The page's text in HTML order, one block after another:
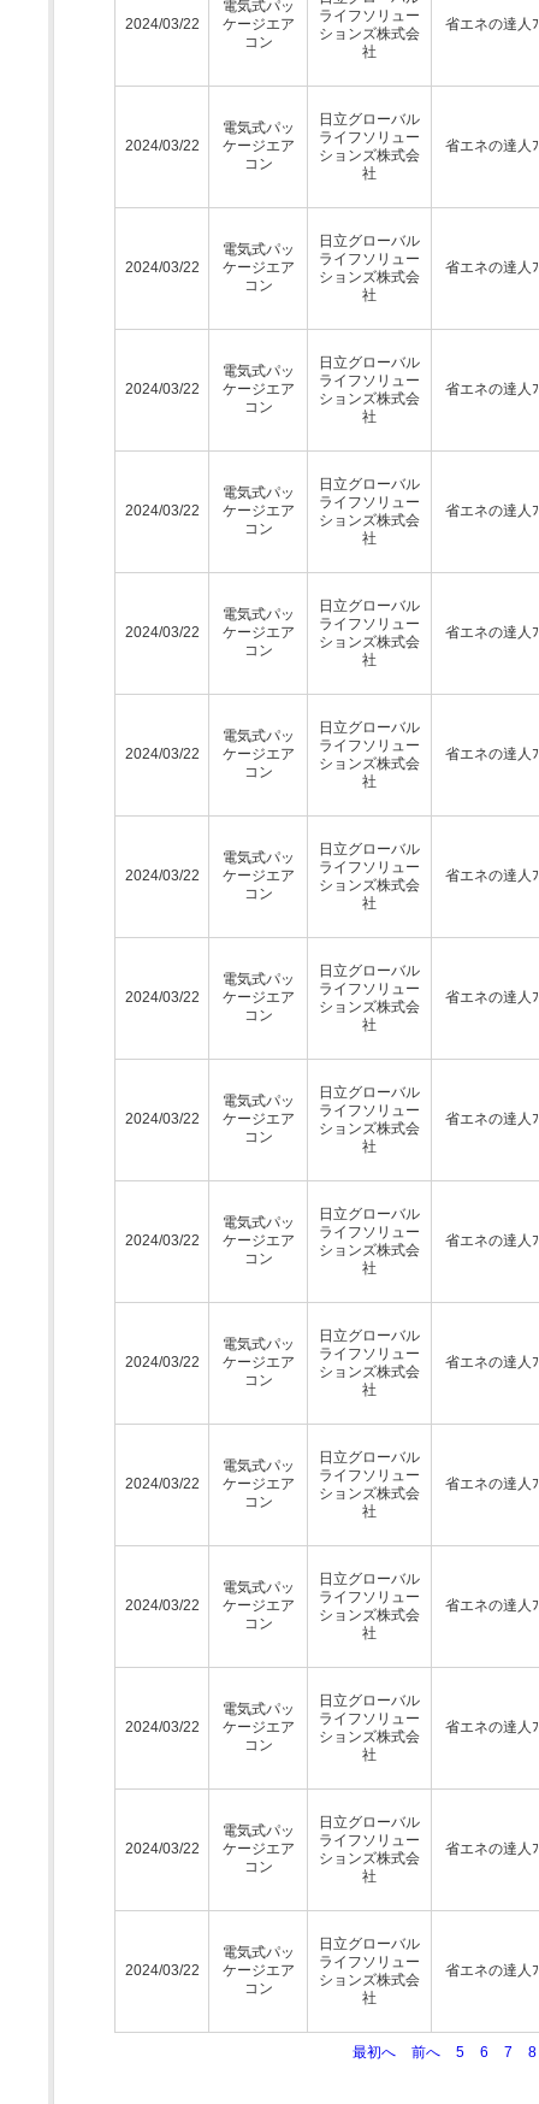
2024/03/22
電気式パッ
ケージエア
コン
ライフソリュー
ションズ株式会
社
省エネの達人
2024/03/22
電気式パッ
ケージエア
コン
日立グローバル
ライフソリュー
ションズ株式会
社
省エネの達人
2024/03/22
電気式パッ
ケージエア
コン
日立グローバル
ライフソリュー
ションズ株式会
社
省エネの達人
2024/03/22
電気式パッ
ケージエア
コン
日立グローバル
ライフソリュー
ションズ株式会
社
省エネの達人
2024/03/22
電気式パッ
ケージエア
コン
日立グローバル
ライフソリュー
ションズ株式会
社
省エネの達人
2024/03/22
電気式パッ
ケージエア
コン
日立グローバル
ライフソリュー
ションズ株式会
社
省エネの達人
2024/03/22
電気式パッ
ケージエア
コン
日立グローバル
ライフソリュー
ションズ株式会
社
省エネの達人
2024/03/22
電気式パッ
ケージエア
コン
日立グローバル
ライフソリュー
ションズ株式会
社
省エネの達人
2024/03/22
電気式パッ
ケージエア
コン
日立グローバル
ライフソリュー
ションズ株式会
社
省エネの達人
2024/03/22
電気式パッ
ケージエア
コン
日立グローバル
ライフソリュー
ションズ株式会
社
省エネの達人
2024/03/22
電気式パッ
ケージエア
コン
日立グローバル
ライフソリュー
ションズ株式会
社
省エネの達人
2024/03/22
電気式パッ
ケージエア
コン
日立グローバル
ライフソリュー
ションズ株式会
社
省エネの達人
2024/03/22
電気式パッ
ケージエア
コン
日立グローバル
ライフソリュー
ションズ株式会
社
省エネの達人
2024/03/22
電気式パッ
ケージエア
コン
日立グローバル
ライフソリュー
ションズ株式会
社
省エネの達人
2024/03/22
電気式パッ
ケージエア
コン
日立グローバル
ライフソリュー
ションズ株式会
社
省エネの達人
2024/03/22
電気式パッ
ケージエア
コン
日立グローバル
ライフソリュー
ションズ株式会
社
省エネの達人
2024/03/22
電気式パッ
ケージエア
コン
日立グローバル
ライフソリュー
ションズ株式会
社
省エネの達人
最初へ 前へ 5 6 7 8